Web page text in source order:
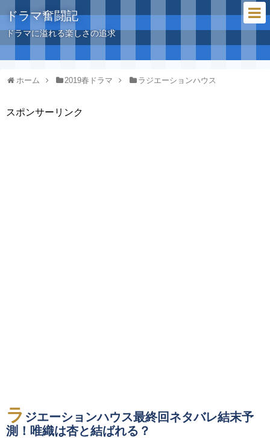
ドラマ奮闘記
ドラマに溢れる楽しさの追求
ホーム 2019春ドラマ ラジエーションハウス
スポンサーリンク
ラ ジエーションハウス最終回ネタバレ結末予
測！唯織は杏と結ばれる？